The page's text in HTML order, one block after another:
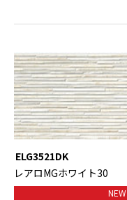
ELG3521DK
レアロMGホワイト30
NEW